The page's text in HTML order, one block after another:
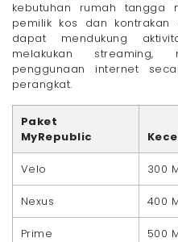
kebutuhan rumah tangga
pemilik kos dan
dapat mendukung
melakukan streaming,
penggunaan internet
perangkat.
Paket
MyRepublic
Velo 300
Nexus 400
Prime 500